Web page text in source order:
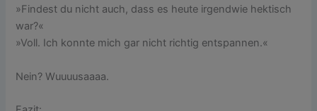
»Findest du nicht auch, dass es heute irgendwie hektisch
war?«
»Voll. Ich konnte mich gar nicht richtig entspannen.«
Nein? Wuuuusaaaa.